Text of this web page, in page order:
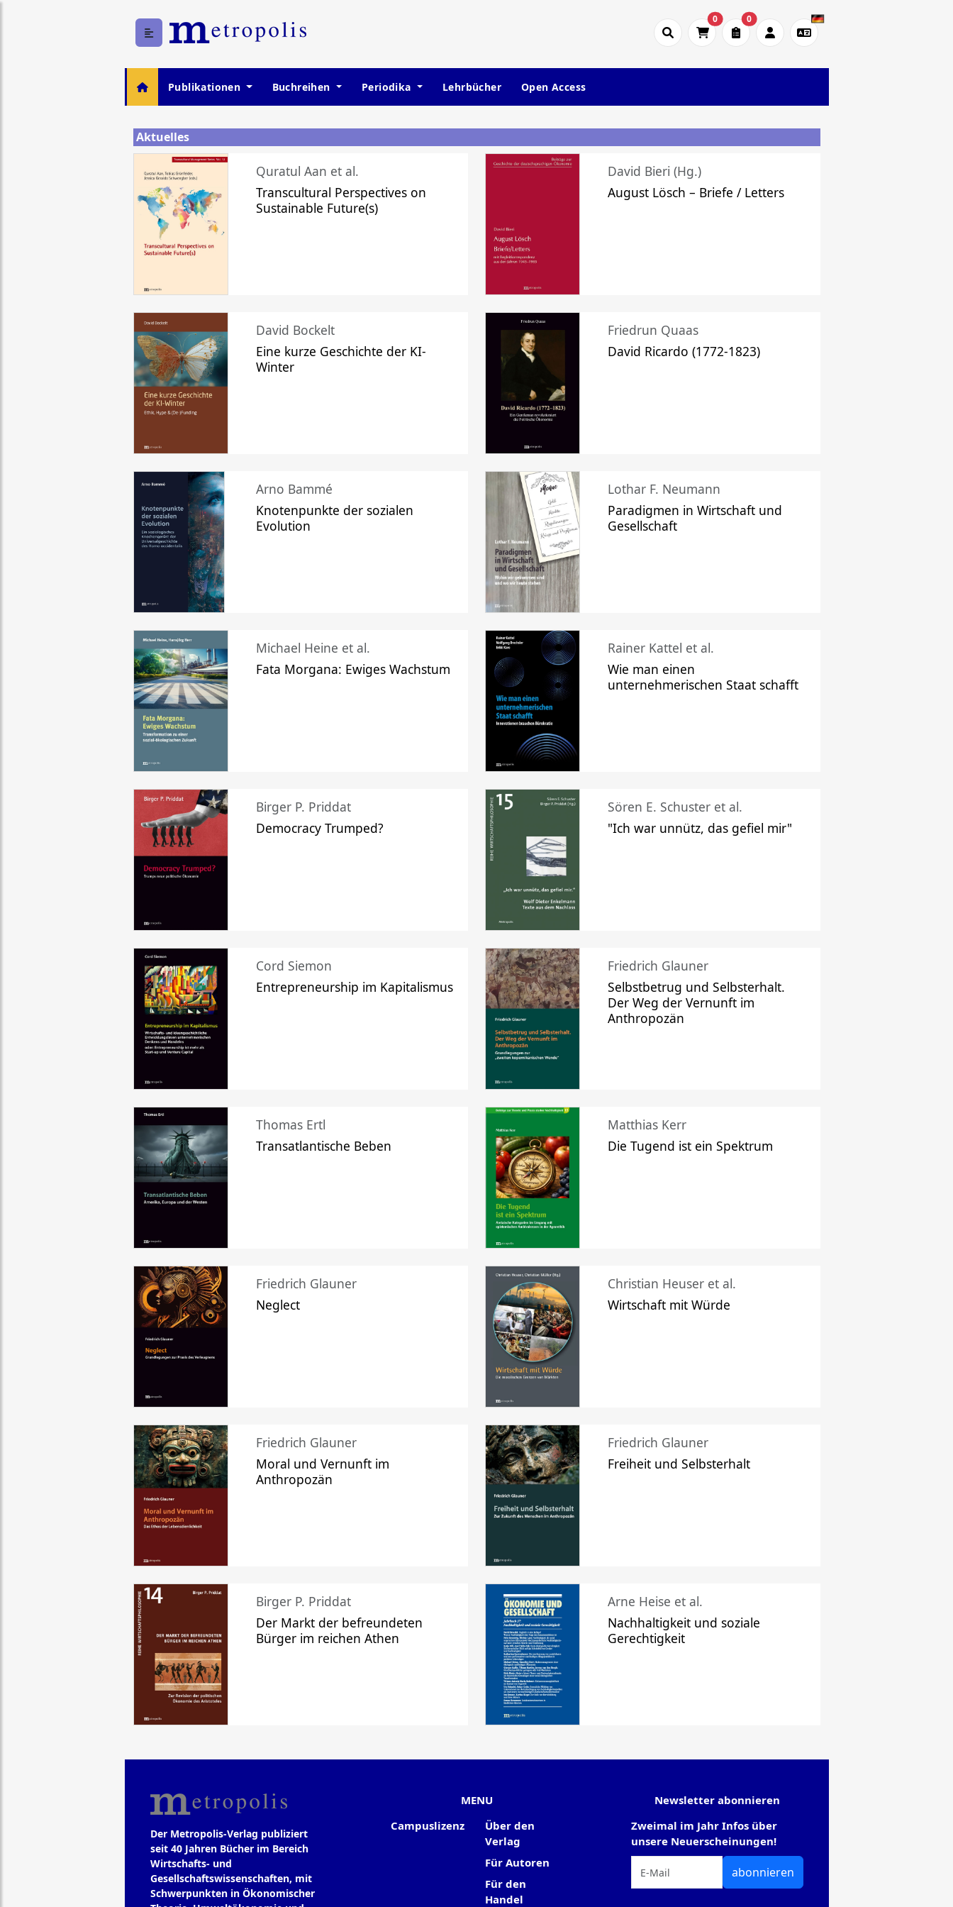
0 0
Publikationen Buchreihen Periodika Lehrbücher Open Access
Aktuelles
Quratul Aan et al.
Transcultural Perspectives on
Sustainable Future(s)
David Bieri (Hg.)
August Lösch – Briefe / Letters
David Bockelt
Eine kurze Geschichte der KI-
Winter
Friedrun Quaas
David Ricardo (1772-1823)
Arno Bammé
Knotenpunkte der sozialen
Evolution
Lothar F. Neumann
Paradigmen in Wirtschaft und
Gesellschaft
Michael Heine et al.
Fata Morgana: Ewiges Wachstum
Rainer Kattel et al.
Wie man einen
unternehmerischen Staat schafft
Birger P. Priddat
Democracy Trumped?
Sören E. Schuster et al.
"Ich war unnütz, das gefiel mir"
Cord Siemon
Entrepreneurship im Kapitalismus
Friedrich Glauner
Selbstbetrug und Selbsterhalt.
Der Weg der Vernunft im
Anthropozän
Thomas Ertl
Transatlantische Beben
Matthias Kerr
Die Tugend ist ein Spektrum
Friedrich Glauner
Neglect
Christian Heuser et al.
Wirtschaft mit Würde
Friedrich Glauner
Moral und Vernunft im
Anthropozän
Friedrich Glauner
Freiheit und Selbsterhalt
Birger P. Priddat
Der Markt der befreundeten
Bürger im reichen Athen
Arne Heise et al.
Nachhaltigkeit und soziale
Gerechtigkeit
Der Metropolis-Verlag publiziert
seit 40 Jahren Bücher im Bereich
Wirtschafts- und
Gesellschaftswissenschaften, mit
Schwerpunkten in Ökonomischer
MENU
Campuslizenz
Über den
Verlag
Für Autoren
Für den
Handel
Newsletter abonnieren
Zweimal im Jahr Infos über
unsere Neuerscheinungen!
abonnieren